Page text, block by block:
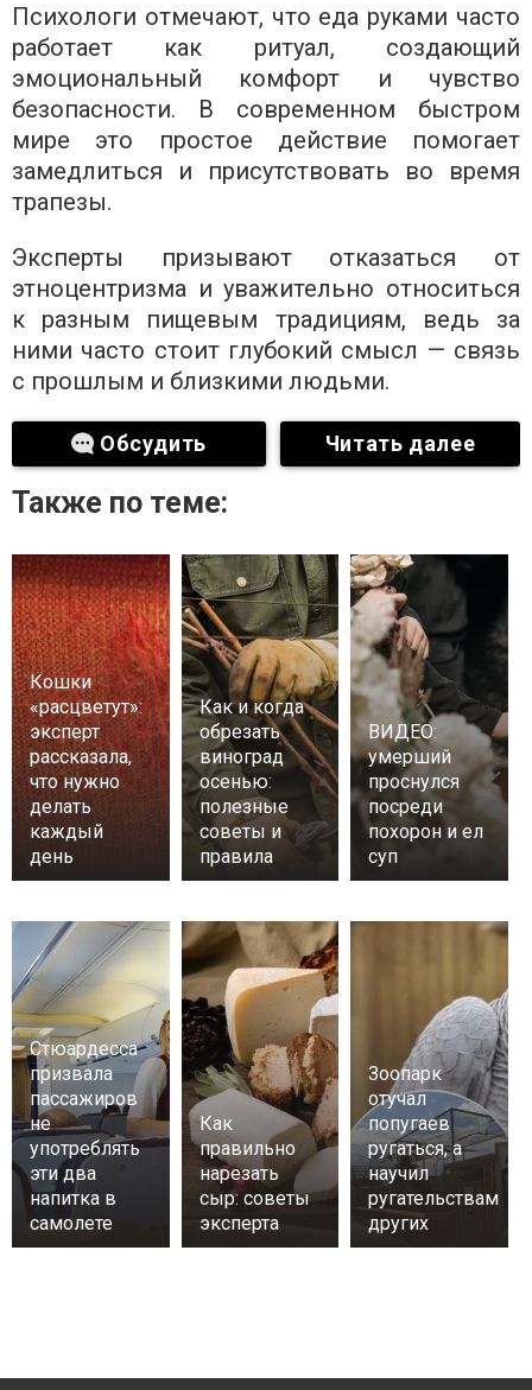
Психологи отмечают, что еда руками часто
работает как ритуал, создающий
эмоциональный комфорт и чувство
безопасности. В современном быстром
мире это простое действие помогает
замедлиться и присутствовать во время
трапезы.
Эксперты призывают отказаться от
этноцентризма и уважительно относиться
к разным пищевым традициям, ведь за
ними часто стоит глубокий смысл — связь
с прошлым и близкими людьми.
Обсудить Читать далее
Также по теме:
Кошки
«расцветут»:
эксперт
рассказала,
что нужно
делать
каждый
день
Как и когда
обрезать
виноград
осенью:
полезные
советы и
правила
ВИДЕО:
умерший
проснулся
посреди
похорон и ел
суп
Стюардесса
призвала
пассажиров
не
употреблять
эти два
напитка в
самолете
Как
правильно
нарезать
сыр: советы
эксперта
Зоопарк
отучал
попугаев
ругаться, а
научил
ругательствам
других